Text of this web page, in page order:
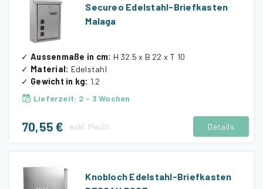
Secureo Edelstahl-Briefkasten
Malaga
✓ Aussenmaße in cm: H 32.5 x B 22 x T 10
✓ Material: Edelstahl
✓ Gewicht in kg: 1.2
Lieferzeit: 2 - 3 Wochen
70,55 € exkl. MwSt. Details
Knobloch Edelstahl-Briefkasten